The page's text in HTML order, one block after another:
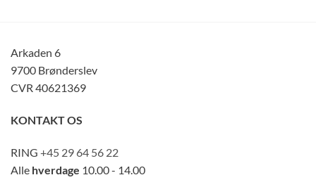
Arkaden 6
9700 Brønderslev
CVR 40621369
KONTAKT OS
RING +45 29 64 56 22
Alle hverdage 10.00 - 14.00